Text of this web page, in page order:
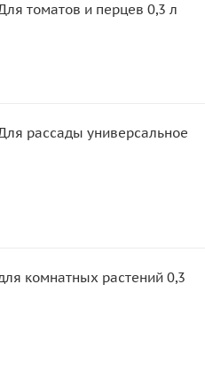
томатов и перцев 0,3 л
рассады универсальное
комнатных растений 0,3